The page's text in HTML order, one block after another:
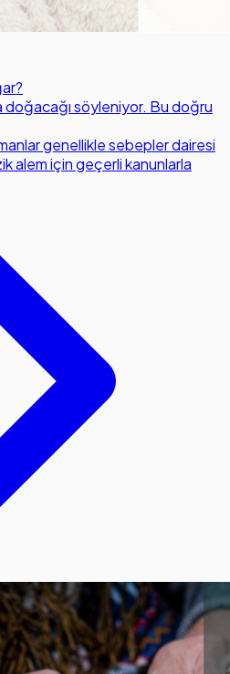
doğacağı söyleniyor. Bu doğru
genellikle sebepler dairesi
alem için geçerli kanunlarla